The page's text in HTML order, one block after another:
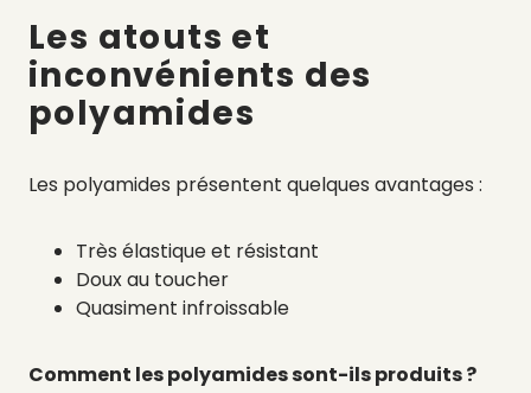
Les atouts et
inconvénients des
polyamides
Les polyamides présentent quelques avantages :
Très élastique et résistant
Doux au toucher
Quasiment infroissable
Comment les polyamides sont-ils produits ?